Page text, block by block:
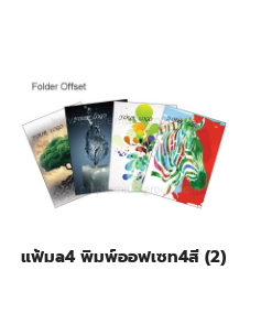
แฟ้มa4 พิมพ์ออฟเซท4สี (2)